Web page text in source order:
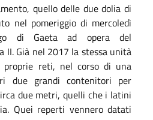
quello delle due dolia di
nel pomeriggio di mercoledì
di Gaeta ad opera del
II. Già nel 2017 la stessa unità
proprie reti, nel corso di una
due grandi contenitori per
due metri, quelli che i latini
Quei reperti vennero datati